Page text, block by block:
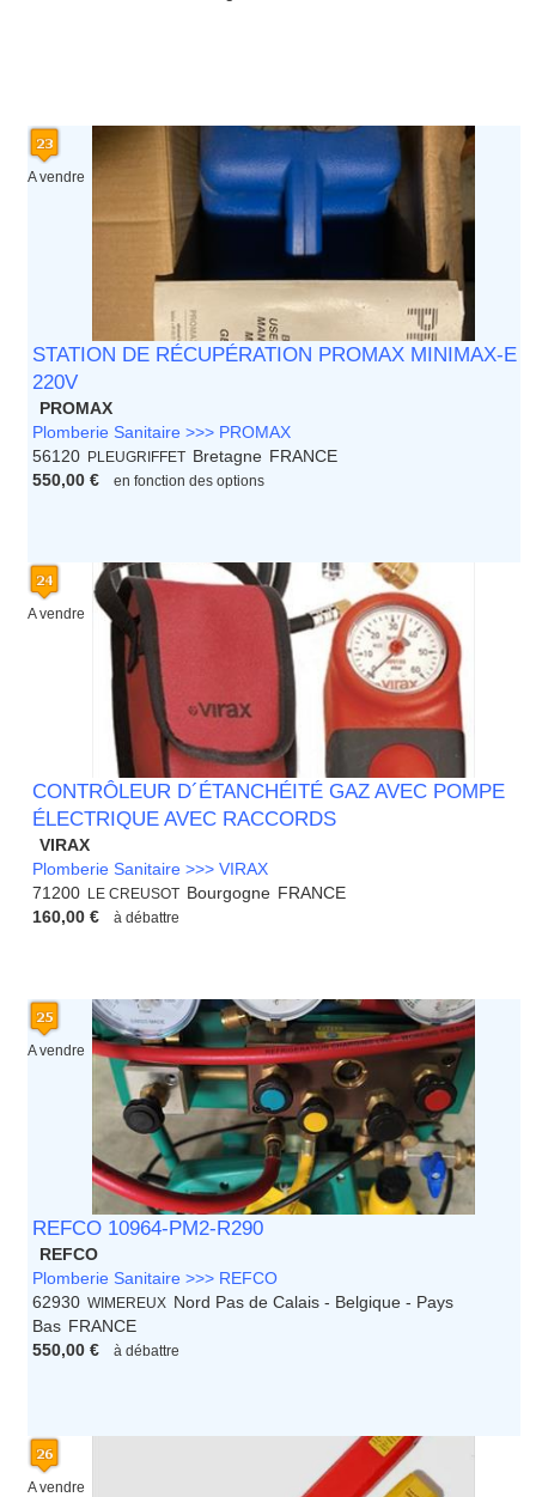
A vendre
STATION DE RÉCUPÉRATION PROMAX MINIMAX-E
220V
PROMAX
Plomberie Sanitaire >>> PROMAX
56120
PLEUGRIFFET Bretagne FRANCE
550,00 €
en fonction des options
A vendre
CONTRÔLEUR D´ÉTANCHÉITÉ GAZ AVEC POMPE
ÉLECTRIQUE AVEC RACCORDS
VIRAX
Plomberie Sanitaire >>> VIRAX
71200
LE CREUSOT Bourgogne FRANCE
160,00 €
à débattre
A vendre
REFCO 10964-PM2-R290
REFCO
Plomberie Sanitaire >>> REFCO
62930 WIMEREUX Nord Pas de Calais - Belgique - Pays
Bas FRANCE
550,00 €
à débattre
A vendre